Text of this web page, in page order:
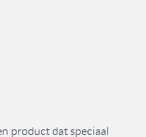
product dat speciaal